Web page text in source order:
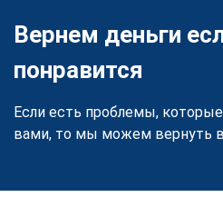
Вернем деньги
понравится
Если есть проблемы,
вами, то мы можем вернуть